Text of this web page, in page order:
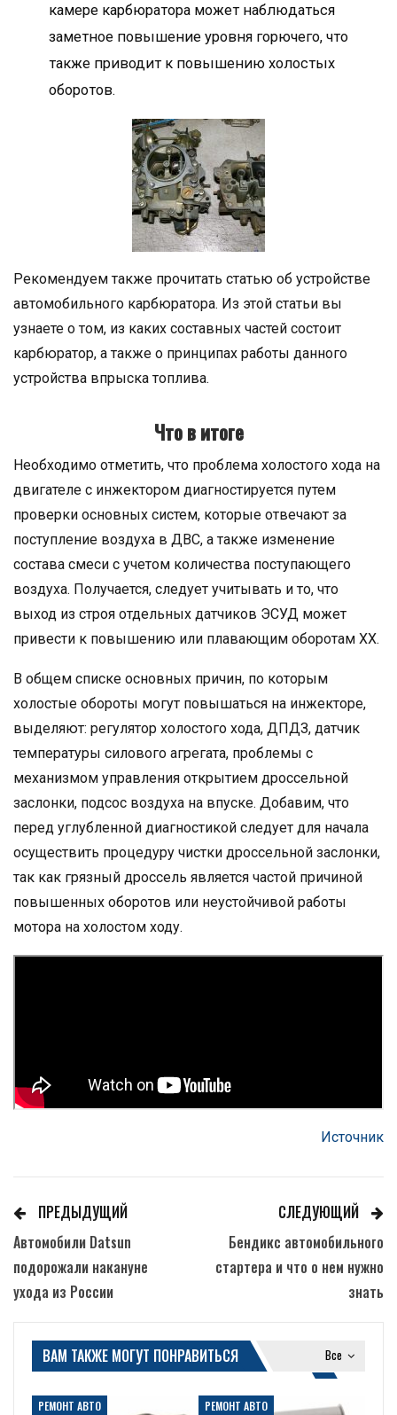
камере карбюратора может наблюдаться
заметное повышение уровня горючего, что
также приводит к повышению холостых
оборотов.
Рекомендуем также прочитать статью об устройстве
автомобильного карбюратора. Из этой статьи вы
узнаете о том, из каких составных частей состоит
карбюратор, а также о принципах работы данного
устройства впрыска топлива.
Что в итоге
Необходимо отметить, что проблема холостого хода на
двигателе с инжектором диагностируется путем
проверки основных систем, которые отвечают за
поступление воздуха в ДВС, а также изменение
состава смеси с учетом количества поступающего
воздуха. Получается, следует учитывать и то, что
выход из строя отдельных датчиков ЭСУД может
привести к повышению или плавающим оборотам ХХ.
В общем списке основных причин, по которым
холостые обороты могут повышаться на инжекторе,
выделяют: регулятор холостого хода, ДПДЗ, датчик
температуры силового агрегата, проблемы с
механизмом управления открытием дроссельной
заслонки, подсос воздуха на впуске. Добавим, что
перед углубленной диагностикой следует для начала
осуществить процедуру чистки дроссельной заслонки,
так как грязный дроссель является частой причиной
повышенных оборотов или неустойчивой работы
мотора на холостом ходу.
Источник
ПРЕДЫДУЩИЙ
Автомобили Datsun
подорожали накануне
ухода из России
СЛЕДУЮЩИЙ
Бендикс автомобильного
стартера и что о нем нужно
знать
Все
ВАМ ТАКЖЕ МОГУТ ПОНРАВИТЬСЯ
РЕМОНТ АВТО РЕМОНТ АВТО